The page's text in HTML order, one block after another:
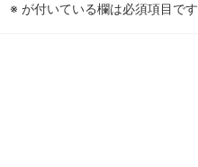
※ が付いている欄は必須項目です